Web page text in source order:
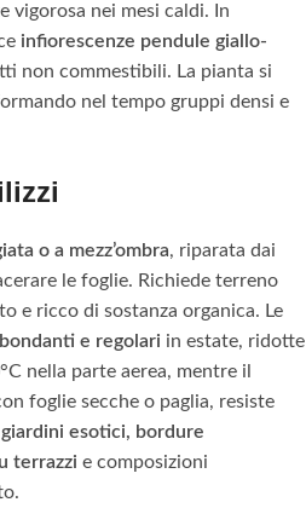
vigorosa nei mesi caldi. In
infiorescenze pendule giallo-
non commestibili. La pianta si
nel tempo gruppi densi e
o a mezz’ombra, riparata dai
le foglie. Richiede terreno
e ricco di sostanza organica. Le
e regolari in estate, ridotte
nella parte aerea, mentre il
foglie secche o paglia, resiste
giardini esotici, bordure
terrazzi e composizioni